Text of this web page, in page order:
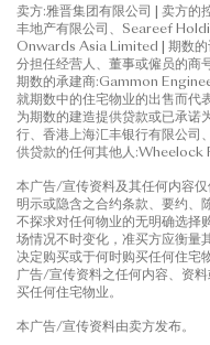
卖方:雅晋集团有限公司 | 卖方
丰地产有限公司、Seareef
Onwards Asia Limited | 期数的
分担任经营人、董事或僱员的商
期数的承建商:Gammon
就期数中的住宅物业的出售而代
为期数的建造提供贷款或已承诺
行、香港上海汇丰银行有限公司
供贷款的任何其他人
本广告/宣传资料及其任何内容
明示或隐含之合约条款、要约、
不探求对任何物业的无明确选择
场情况不时变化，准买方应衡量
决定购买或于何时购买任何住宅
广告/宣传资料之任何内容、资
买任何住宅物业。
本广告/宣传资料由卖方发布。